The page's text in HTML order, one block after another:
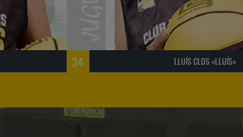
34 LLUÍS CLOS «LLUÍS»